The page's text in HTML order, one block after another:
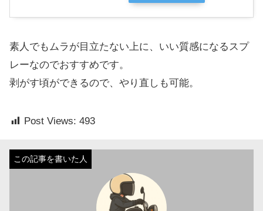
素人でもムラが目立たない上に、いい質感になるスプ
レーなのでおすすめです。
剥がす頃ができるので、やり直しも可能。
Post Views: 493